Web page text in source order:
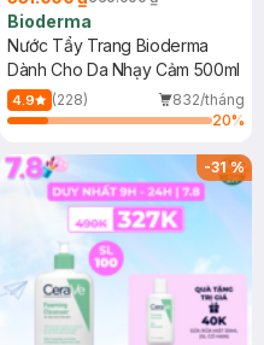
Bioderma
Nước Tẩy Trang Bioderma
Dành Cho Da Nhạy Cảm 500ml
4.9 (228)
832/tháng
20%
-31%